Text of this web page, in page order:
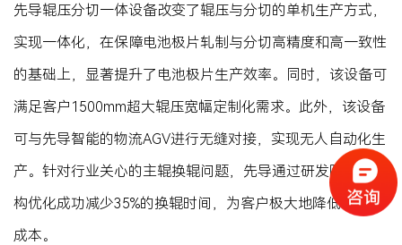
先导辊压分切一体设备改变了辊压与分切的单机生产方式，
实现一体化，在保障电池极片轧制与分切高精度和高一致性
的基础上，显著提升了电池极片生产效率。同时，该设备可
满足客户1500mm超大辊压宽幅定制化需求。此外，该设备
可与先导智能的物流AGV进行无缝对接，实现无人自动化生
产。针对行业关心的主辊换辊问题，先导通过研发阶段的结
构优化成功减少35%的换辊时间，为客户极大地降低了运营
成本。